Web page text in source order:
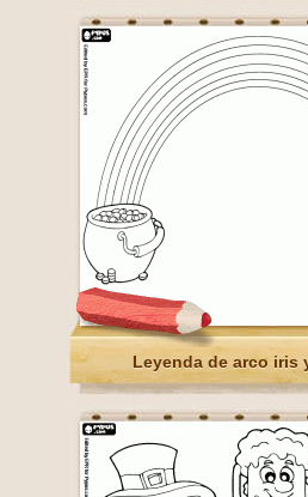
Leyenda de arco iris